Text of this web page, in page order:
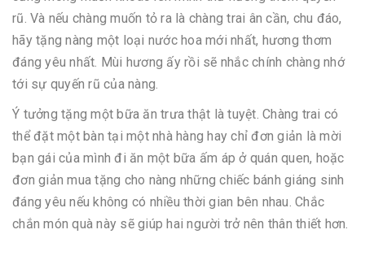
rũ. Và nếu chàng muốn tỏ ra là chàng trai ân cần, chu đáo,
hãy tặng nàng một loại nước hoa mới nhất, hương thơm
đáng yêu nhất. Mùi hương ấy rồi sẽ nhắc chính chàng nhớ
tới sự quyến rũ của nàng.
Ý tưởng tặng một bữa ăn trưa thật là tuyệt. Chàng trai có
thể đặt một bàn tại một nhà hàng hay chỉ đơn giản là mời
bạn gái của mình đi ăn một bữa ấm áp ở quán quen, hoặc
đơn giản mua tặng cho nàng những chiếc bánh giáng sinh
đáng yêu nếu không có nhiều thời gian bên nhau. Chắc
chắn món quà này sẽ giúp hai người trở nên thân thiết hơn.